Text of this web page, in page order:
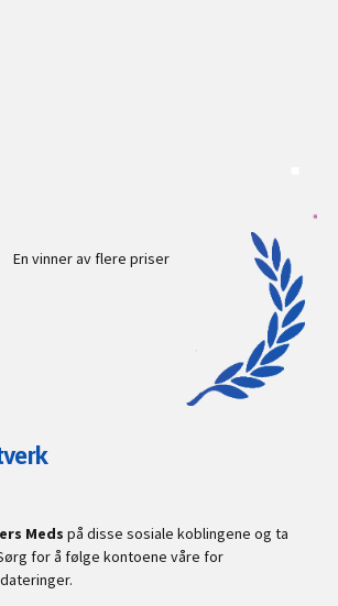
En vinner av flere priser
Meds på disse sosiale koblingene og ta
for å følge kontoene våre for